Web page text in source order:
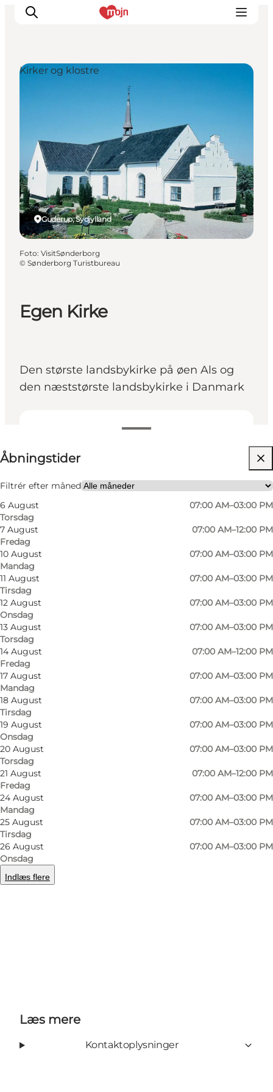
Det sker
Overnatning
Planlæg din ferie
Booking
Egen Kirke
Den største landsbykirke på øen Als og
den næststørste landsbykirke i Danmark
Åbningstider
Filtrér efter måned
6 August
Torsdag
07:00 AM–03:00 PM
7 August
Fredag
07:00 AM–12:00 PM
10 August
Mandag
07:00 AM–03:00 PM
11 August
Tirsdag
07:00 AM–03:00 PM
12 August
Onsdag
07:00 AM–03:00 PM
13 August
Torsdag
07:00 AM–03:00 PM
14 August
Fredag
07:00 AM–12:00 PM
17 August
Mandag
07:00 AM–03:00 PM
18 August
Tirsdag
07:00 AM–03:00 PM
19 August
Onsdag
07:00 AM–03:00 PM
20 August
Torsdag
07:00 AM–03:00 PM
21 August
Fredag
07:00 AM–12:00 PM
24 August
Mandag
07:00 AM–03:00 PM
25 August
Tirsdag
07:00 AM–03:00 PM
26 August
Onsdag
07:00 AM–03:00 PM
Indlæs flere
Besøg hjemmeside
Venner, Min partner, Mig selv
Guderup, Sydjylland
Kirker og klostre
Foto: VisitSønderborg
© Sønderborg Turistbureau
Bemærkelsesværdige gl. kirkestalde opført ca.
1793-1894, fritstående klokketårn, mindehøj
over faldne fra 1. verdenskrig. Gravsted for
biskop Jørgen Hansen (biskop for Als og Ærø
1847-64), død 1889.
Romansk kirke, bygget og indviet til Sct.
Morten i 1100-tallet, udvidet med hertugeligt
gravkapel - nu indrettet til sakristi. Katolsk fløj-
altertavle fra 1515 med madonna i stråleglans.
Romansk døbefont (gotlandske sandsten),
renæssance prædikestol fra 1600 (Ringerinch
fra Flensborg). Stort pulpitur.
Med sine 700 siddepladser er Egen Kirke
landets andenstørste landsbykirke, næstefter
Vestervig Kirke i Thy.
Åbning uden for normale tider kan eventuelt
Læs mere
Kontaktoplysninger